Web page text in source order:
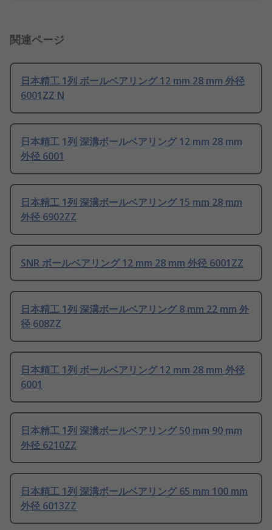
関連ページ
日本精工 1列 ボールベアリング 12 mm 28 mm 外径
6001ZZ N
日本精工 1列 深溝ボールベアリング 12 mm 28 mm
外径 6001
日本精工 1列 深溝ボールベアリング 15 mm 28 mm
外径 6902ZZ
SNR ボールベアリング 12 mm 28 mm 外径 6001ZZ
日本精工 1列 深溝ボールベアリング 8 mm 22 mm 外
径 608ZZ
日本精工 1列 ボールベアリング 12 mm 28 mm 外径
6001
日本精工 1列 深溝ボールベアリング 50 mm 90 mm
外径 6210ZZ
日本精工 1列 深溝ボールベアリング 65 mm 100 mm
外径 6013ZZ